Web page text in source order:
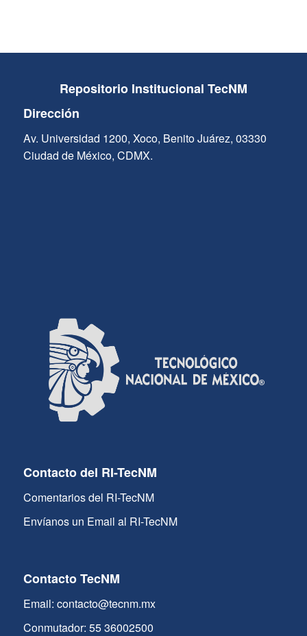
Repositorio Institucional TecNM
Dirección
Av. Universidad 1200, Xoco, Benito Juárez, 03330
Ciudad de México, CDMX.
Contacto del RI-TecNM
Comentarios del RI-TecNM
Envíanos un Email al RI-TecNM
Contacto TecNM
Email: contacto@tecnm.mx
Conmutador: 55 36002500